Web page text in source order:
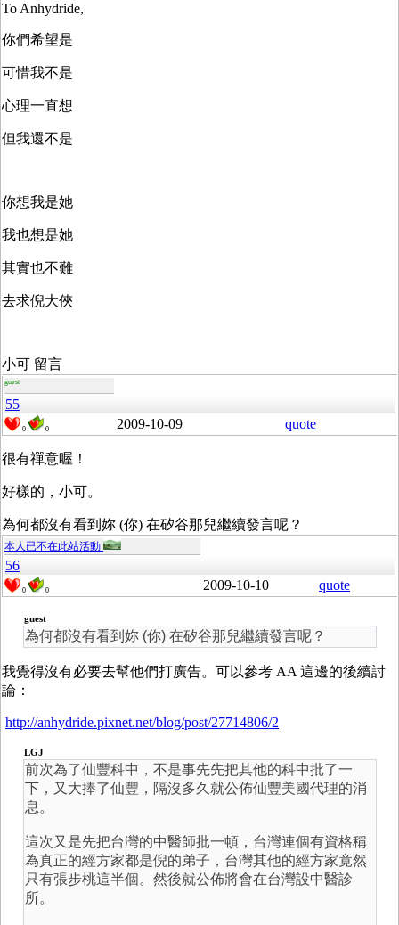
To Anhydride,
你們希望是
可惜我不是
心理一直想
但我還不是
你想我是她
我也想是她
其實也不難
去求倪大俠
小可 留言
guest
55
0 0 2009-10-09 quote
很有禪意喔！
好樣的，小可。
為何都沒有看到妳 (你) 在矽谷那兒繼續發言呢？
本人已不在此站活動
56
0 0 2009-10-10 quote
guest
為何都沒有看到妳 (你) 在矽谷那兒繼續發言呢？
我覺得沒有必要去幫他們打廣告。可以參考 AA 這邊的後續討
論：
http://anhydride.pixnet.net/blog/post/27714806/2
LGJ
前次為了仙豐科中，不是事先先把其他的科中批了一
下，又大捧了仙豐，隔沒多久就公佈仙豐美國代理的消
息。
這次又是先把台灣的中醫師批一頓，台灣連個有資格稱
為真正的經方家都是倪的弟子，台灣其他的經方家竟然
只有張步桃這半個。然後就公佈將會在台灣設中醫診
所。